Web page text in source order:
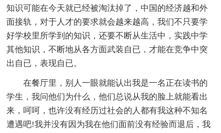
知识可能在今天就已经被淘汰掉了，中国的经济越和外
面接轨，对于人才的要求就会越来越高，我们不只要学
好学校里所学到的知识，还要不断从生活中，实践中学
其他知识，不断地从各方面武装自已，才能在竞争中突
出自已，表现自已。
在餐厅里，别人一眼就能认出我是一名正在读书的
学生，我问他们为什么，他们总说从我的脸上就能看出
来，呵呵，也许没有经历过社会的人都有我这种不知名
遭遇吧!我并没有因为我在他们面前没有经验而退后，我